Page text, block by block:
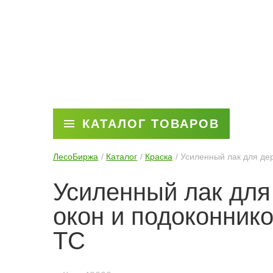
КАТАЛОГ ТОВАРОВ
ЛесоБиржа Каталог Краска Усиленный лак для
Усиленный лак
окон и
ТС